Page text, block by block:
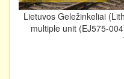
Lietuvos Geležinkeliai
multiple unit (EJ575-